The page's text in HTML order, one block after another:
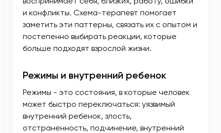
и конфликты. Схема-терапевт помогает
заметить эти паттерны, связать их с опытом и
постепенно выбирать реакции, которые
больше подходят взрослой жизни.
Режимы и внутренний ребенок
Режимы - это состояния, в которые человек
может быстро переключаться: уязвимый
внутренний ребенок, злость,
отстраненность, подчинение, внутренний